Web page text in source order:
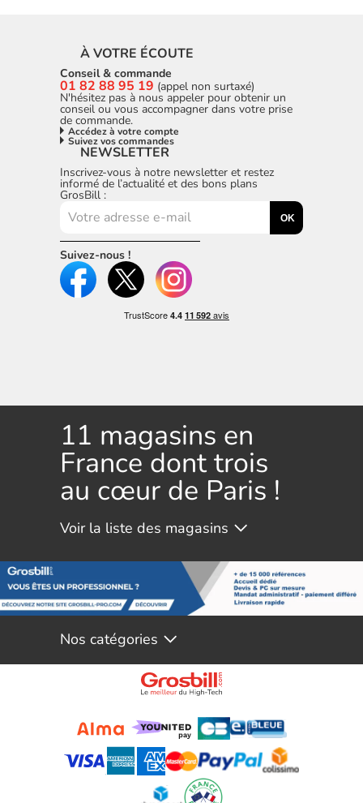
À VOTRE ÉCOUTE
Conseil & commande
01 82 88 95 19 (appel non surtaxé)
N'hésitez pas à nous appeler pour obtenir un
conseil ou vous accompagner dans votre prise
de commande.
Accédez à votre compte
Suivez vos commandes
NEWSLETTER
Inscrivez-vous à notre newsletter et restez
informé de l’actualité et des bons plans
GrosBill :
OK
Suivez-nous !
11 magasins en
France dont trois
au cœur de Paris !
Nos catégories